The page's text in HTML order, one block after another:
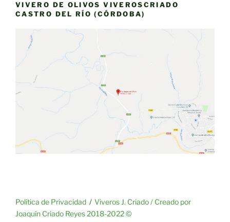
VIVERO DE OLIVOS VIVEROSCRIADO
CASTRO DEL RÍO (CÓRDOBA)
Política de Privacidad
Viveros J. Criado / Creado por
Joaquín Criado Reyes 2018-2022 ©